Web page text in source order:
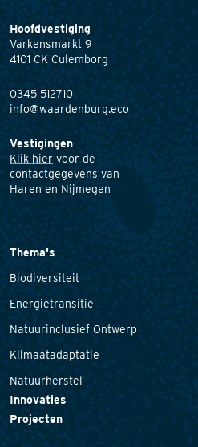
Hoofdvestiging
Varkensmarkt 9
4101 CK Culemborg
0345 512710
info@waardenburg.eco
Vestigingen
Klik hier voor de
contactgegevens van
Haren en Nijmegen
Thema's
Biodiversiteit
Energietransitie
Natuurinclusief Ontwerp
Klimaatadaptatie
Natuurherstel
Innovaties
Projecten